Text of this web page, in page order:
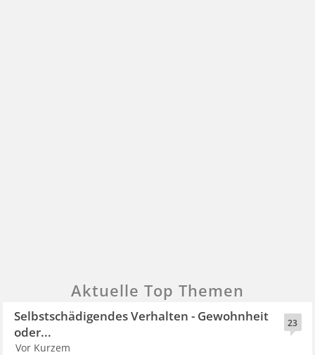
Aktuelle Top Themen
23
Selbstschädigendes Verhalten - Gewohnheit
oder...
Vor Kurzem